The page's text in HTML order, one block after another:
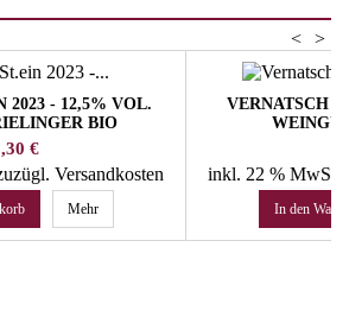
>
<
2023 - 12,5% VOL.
BIO
€
Versandkosten
Mehr
VERNATSCH
inkl. 22 % MwSt.
In den